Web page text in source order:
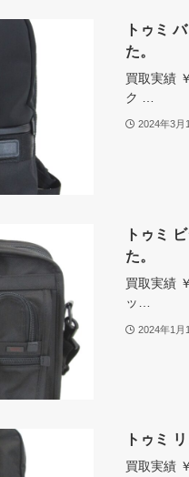
トゥミ
た。
買取実績
ク …
2024年3月
トゥミ
た。
買取実績
ッ…
2024年1月
トゥミ
買取実績